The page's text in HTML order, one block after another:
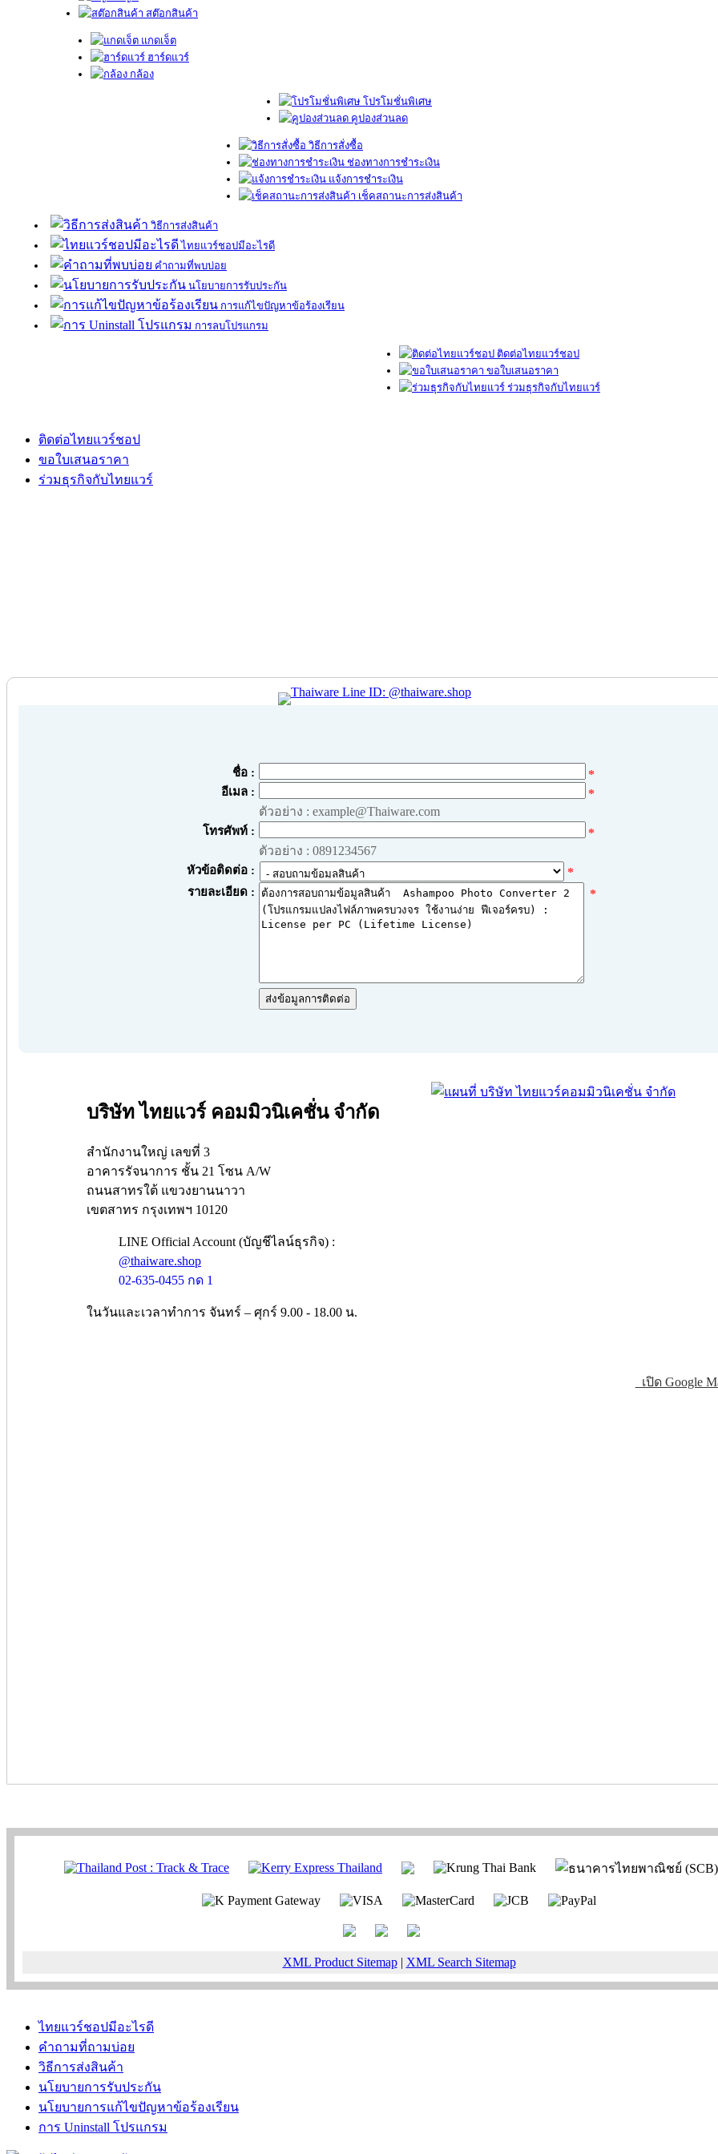
สต๊อกสินค้า
แกดเจ็ต
ฮาร์ดแวร์
กล้อง
โปรโมชั่นพิเศษ
คูปองส่วนลด
วิธีการสั่งซื้อ
ช่องทางการชำระเงิน
แจ้งการชำระเงิน
เช็คสถานะการส่งสินค้า
วิธีการส่งสินค้า
ไทยแวร์ชอปมีอะไรดี
คำถามที่พบบ่อย
นโยบายการรับประกัน
การแก้ไขปัญหาข้อร้องเรียน
การลบโปรแกรม
ติดต่อไทยแวร์ชอป
ขอใบเสนอราคา
ร่วมธุรกิจกับไทยแวร์
ติดต่อไทยแวร์ชอป
ขอใบเสนอราคา
ร่วมธุรกิจกับไทยแวร์
ชื่อ : *
อีเมล :
*
ตัวอย่าง : example@Thaiware.com
โทรศัพท์ :
*
ตัวอย่าง : 0891234567
หัวข้อติดต่อ : *
รายละเอียด : *
บริษัท ไทยแวร์ คอมมิวนิเคชั่น จำกัด
สำนักงานใหญ่ เลขที่ 3
อาคารรัจนาการ ชั้น 21 โซน A/W
ถนนสาทรใต้ แขวงยานนาวา
เขตสาทร กรุงเทพฯ 10120
LINE Official Account (บัญชีไลน์ธุรกิจ) :
@thaiware.shop
02-635-0455 กด 1
ในวันและเวลาทำการ จันทร์ – ศุกร์ 9.00 - 18.00 น.
เปิด Google
XML Product Sitemap| XML Search Sitemap
ไทยแวร์ชอปมีอะไรดี
คำถามที่ถามบ่อย
วิธีการส่งสินค้า
นโยบายการรับประกัน
นโยบายการแก้ไขปัญหาข้อร้องเรียน
การ Uninstall โปรแกรม